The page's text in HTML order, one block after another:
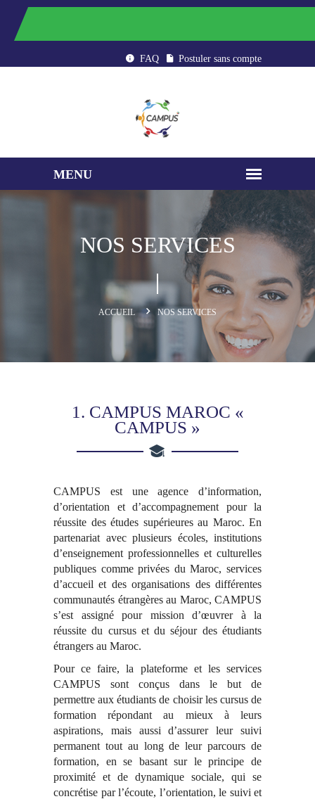
FAQ Postuler sans compte
NOS SERVICES
ACCUEIL NOS SERVICES
1. CAMPUS MAROC «
CAMPUS »
CAMPUS est une agence d’information,
d’orientation et d’accompagnement pour la
réussite des études supérieures au Maroc. En
partenariat avec plusieurs écoles, institutions
d’enseignement professionnelles et culturelles
publiques comme privées du Maroc, services
d’accueil et des organisations des différentes
communautés étrangères au Maroc, CAMPUS
s’est assigné pour mission d’œuvrer à la
réussite du cursus et du séjour des étudiants
étrangers au Maroc.
Pour ce faire, la plateforme et les services
CAMPUS sont conçus dans le but de
permettre aux étudiants de choisir les cursus de
formation répondant au mieux à leurs
aspirations, mais aussi d’assurer leur suivi
permanent tout au long de leur parcours de
formation, en se basant sur le principe de
proximité et de dynamique sociale, qui se
concrétise par l’écoute, l’orientation, le suivi et